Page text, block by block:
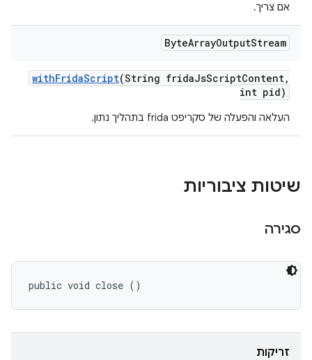
אם צריך.
ByteArrayOutputStream
withFridaScript(String fridaJsScriptContent,
int pid)
העלאה והפעלה של סקריפט frida בתהליך נתון.
שיטות ציבוריות
סגירה
public void close ()
זריקות